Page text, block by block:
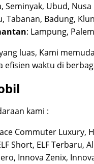
Seminyak, Ubud,
Tabanan, Badung,
: Lampung,
luas, Kami
efisien waktu di
kami :
Commuter Luxury,
Short, ELF
Innova Zenix,